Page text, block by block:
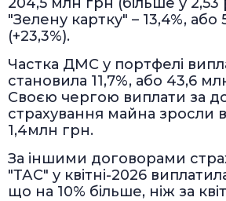
"Зелену картку" – 13,4%,
(+23,3%).
Частка ДМС у портфелі
становила 11,7%, або 43,6
Своєю чергою виплати за
страхування майна зросли
1,4млн грн.
За іншими договорами
"ТАС" у квітні-2026
що на 10% більше, ніж за